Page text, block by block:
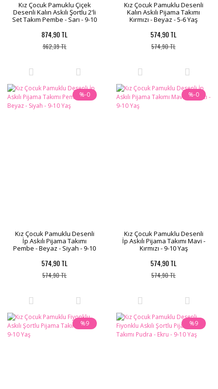
Kız Çocuk Pamuklu Çiçek
Desenli Kalın Askılı Şortlu 2'li
Set Takım Pembe - Sarı - 9-10
874,90 TL
962,39 TL
Kız Çocuk Pamuklu Desenli
Kalın Askılı Pijama Takımı
Kırmızı - Beyaz - 5-6 Yaş
574,90 TL
574,90 TL
%-0
Kız Çocuk Pamuklu Desenli
İp Askılı Pijama Takımı
Pembe - Beyaz - Siyah - 9-10
574,90 TL
574,90 TL
%-0
Kız Çocuk Pamuklu Desenli
İp Askılı Pijama Takımı Mavi -
Kırmızı - 9-10 Yaş
574,90 TL
574,90 TL
%9 %9